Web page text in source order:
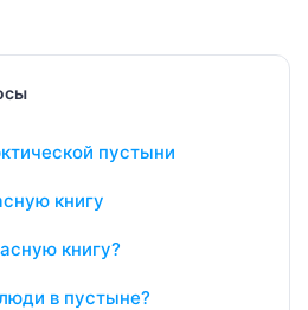
пустыни
книгу
книгу?
в пустыне?